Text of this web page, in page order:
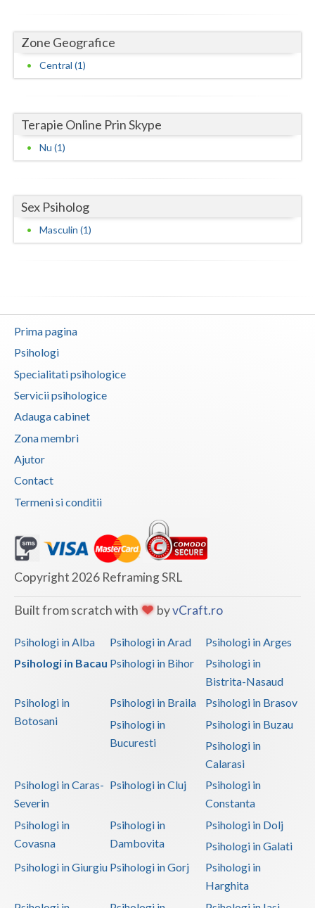
Prahova
Sibiu
Timis
Tulcea
Vrancea
Zone Geografice
Central (1)
Terapie Online Prin Skype
Nu (1)
Sex Psiholog
Masculin (1)
Prima pagina
Psihologi
Specialitati psihologice
Servicii psihologice
Adauga cabinet
Zona membri
Ajutor
Contact
Termeni si conditii
Copyright 2026 Reframing SRL
Built from scratch with byvCraft.ro
Psihologi in Alba Psihologi in Arad
Psihologi in Arges
Psihologi in Bacau Psihologi in Bihor
Psihologi in
Bistrita-Nasaud
Psihologi in
Botosani
Psihologi in Braila
Psihologi in Brasov
Psihologi in
Bucuresti
Psihologi in Buzau
Psihologi in
Calarasi
Psihologi in Caras-
Severin
Psihologi in Cluj
Psihologi in
Constanta
Psihologi in
Covasna
Psihologi in
Dambovita
Psihologi in Dolj
Psihologi in Galati
Psihologi in Giurgiu Psihologi in Gorj
Psihologi in
Harghita